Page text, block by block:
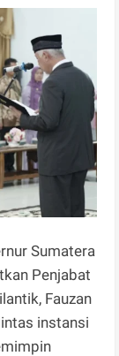
Sumatera
Penjabat
Fauzan
instansi